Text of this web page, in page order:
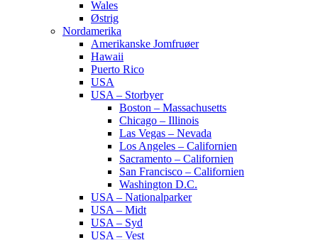
Wales
Østrig
Nordamerika
Amerikanske Jomfruøer
Hawaii
Puerto Rico
USA
USA – Storbyer
Boston – Massachusetts
Chicago – Illinois
Las Vegas – Nevada
Los Angeles – Californien
Sacramento – Californien
San Francisco – Californien
Washington D.C.
USA – Nationalparker
USA – Midt
USA – Syd
USA – Vest